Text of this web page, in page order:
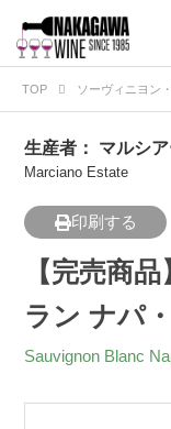
TOP ソーヴィニヨン
生産者： マルシ
Marciano Estate
印刷する
【完売商
ラン ナパ
Sauvignon Blanc